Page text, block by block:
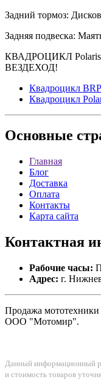
Задний тормоз:
Задняя подвеска:
КВАДРОЦИКЛ
ВЕЗДЕХОД!
Квадроцикл
Квадроцикл
Основные
Главная
Блог
Доставка
Оплата
Контакты
Карта сайта
Контактная
Рабочие часы:
Адрес: г.
Продажа
ООО "Мотомир".
Данный информационный
и стоимость товаров